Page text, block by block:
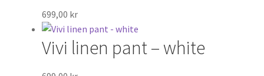
699,00 kr
Vivi linen pant – white